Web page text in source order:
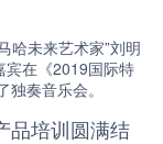
哈未来艺术家”刘明
宾在《2019国际特
独奏音乐会。
品培训圆满结